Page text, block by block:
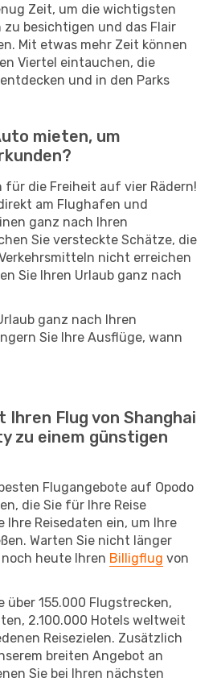
Zeit, um die wichtigsten
besichtigen und das Flair
Mit etwas mehr Zeit können
Viertel eintauchen, die
und in den Parks
mieten, um
für die Freiheit auf vier Rädern!
am Flughafen und
ganz nach Ihren
Sie versteckte Schätze, die
nicht erreichen
Sie Ihren Urlaub ganz nach
ganz nach Ihren
Sie Ihre Ausflüge, wann
Ihren Flug von Shanghai
zu einem günstigen
Flugangebote auf Opodo
die Sie für Ihre Reise
Ihre Reisedaten ein, um Ihre
Warten Sie nicht länger
heute Ihren Billigflug von
über 155.000 Flugstrecken,
2.100.000 Hotels weltweit
Reisezielen. Zusätzlich
breiten Angebot an
Sie bei Ihren nächsten